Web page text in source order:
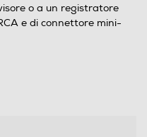
o a un registratore
e di connettore mini-